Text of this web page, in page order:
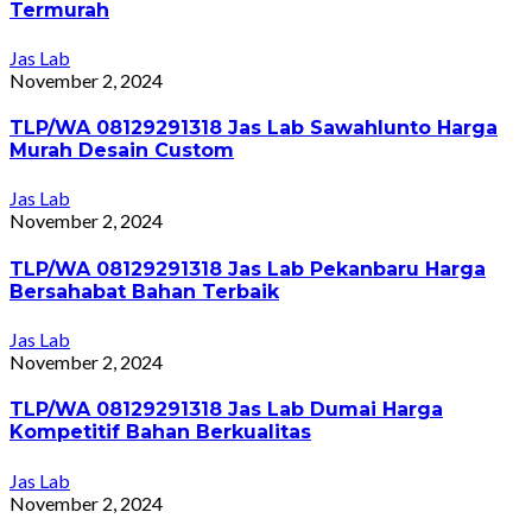
Termurah
Jas Lab
November 2, 2024
TLP/WA 08129291318 Jas Lab Sawahlunto Harga
Murah Desain Custom
Jas Lab
November 2, 2024
TLP/WA 08129291318 Jas Lab Pekanbaru Harga
Bersahabat Bahan Terbaik
Jas Lab
November 2, 2024
TLP/WA 08129291318 Jas Lab Dumai Harga
Kompetitif Bahan Berkualitas
Jas Lab
November 2, 2024